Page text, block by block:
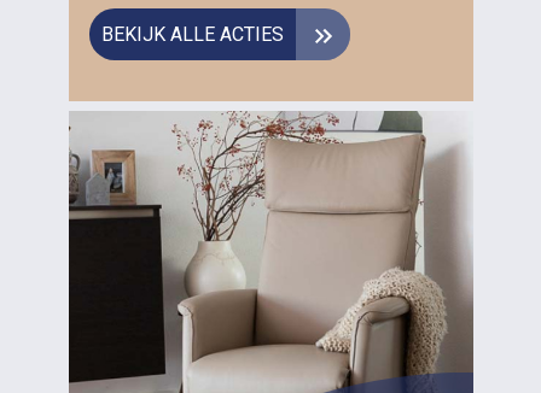
BEKIJK ALLE ACTIES